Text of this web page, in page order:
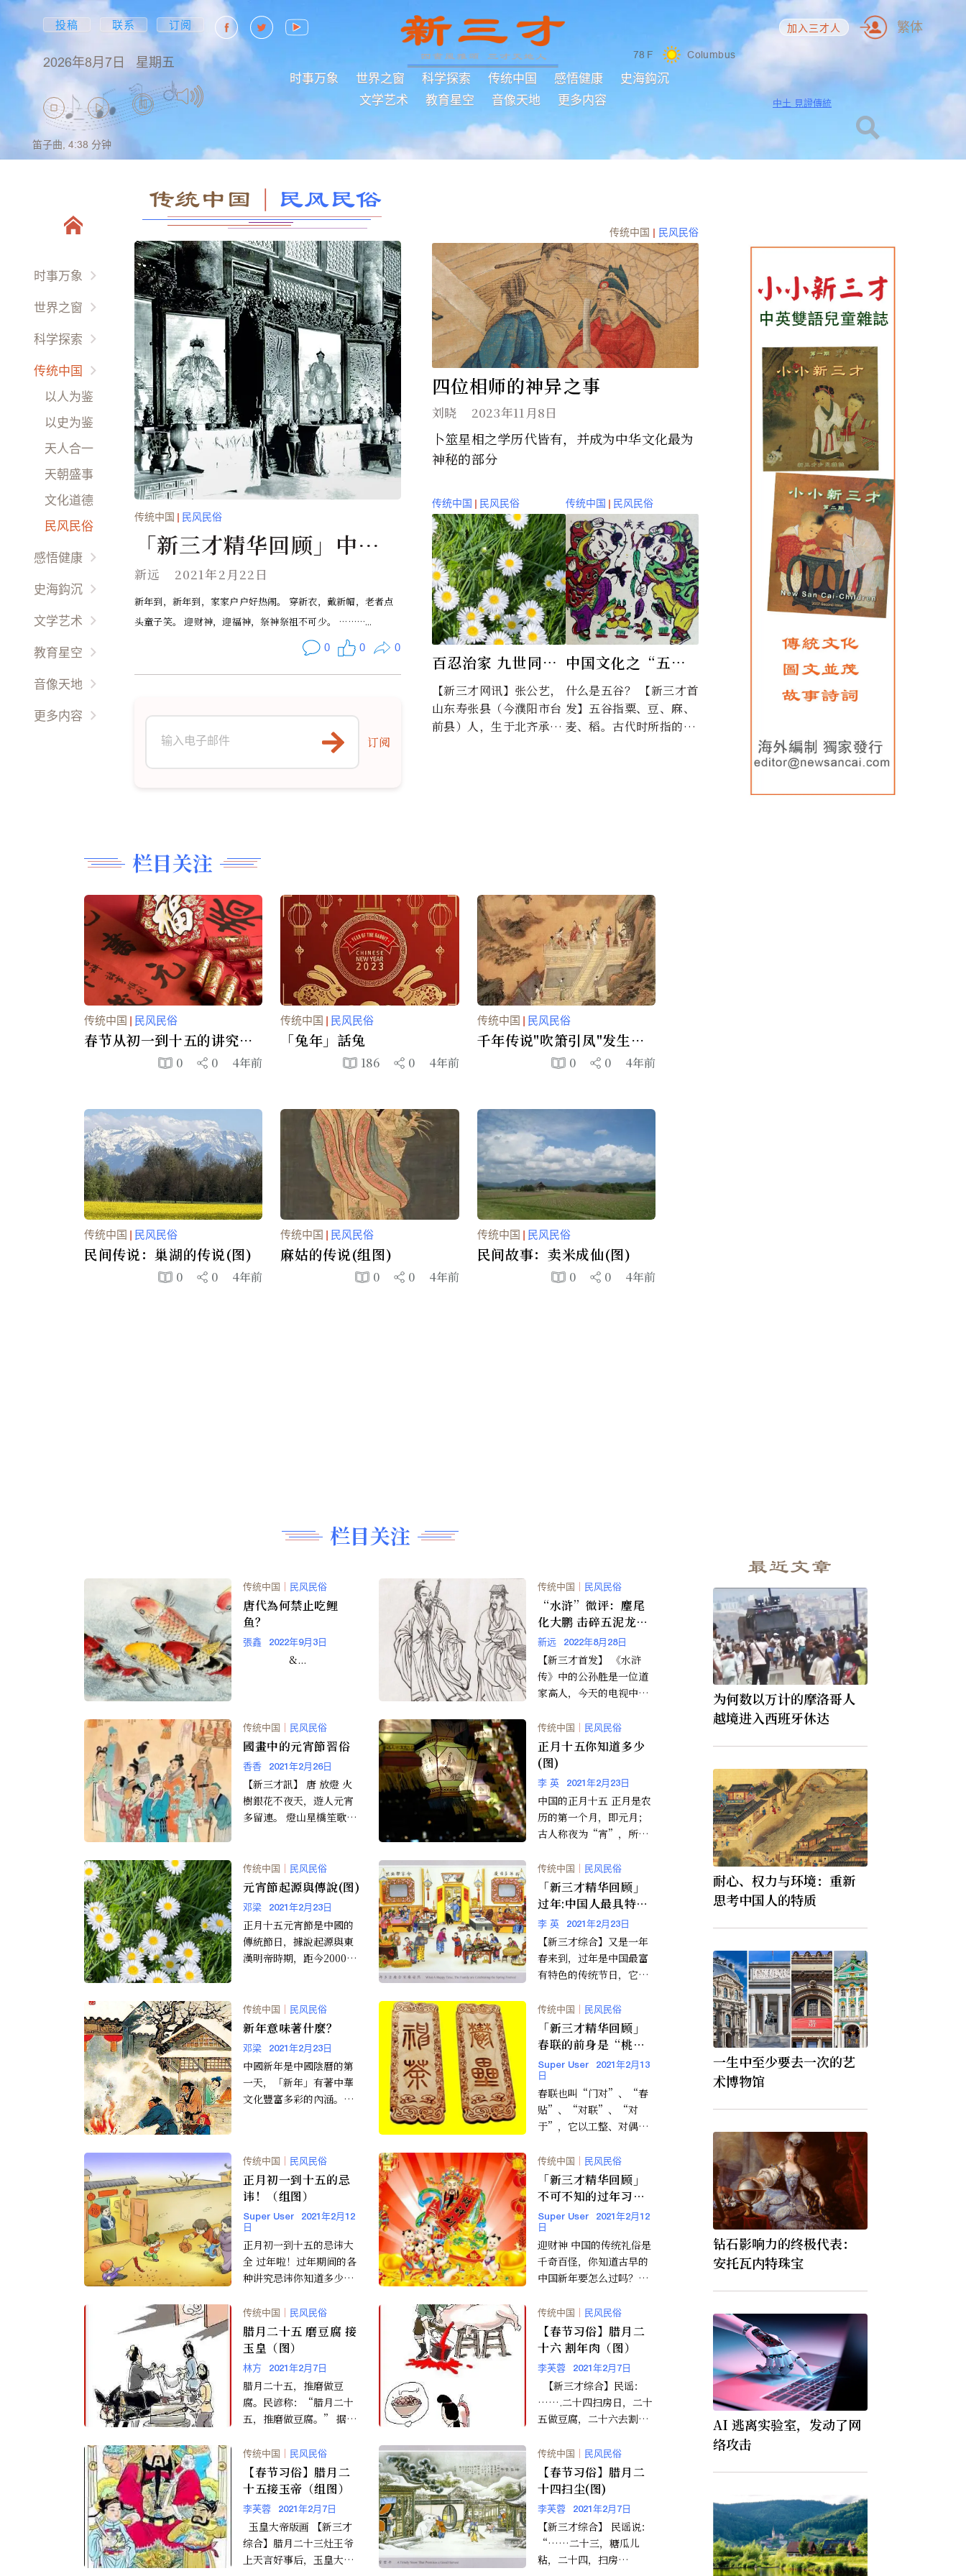
投稿 联系 订阅
2026年8月7日 星期五 78 F Columbus
时事万象 世界之窗 科学探索 传统中国 感悟健康
史海鈎沉
文学艺术
教育星空 音像天地 更多内容
加入三才人 繁体
中土 見證傳統
笛子曲, 4:38 分钟
时事万象
两岸三地
财经动态
娱乐干线
時尚精品
世界之窗
他鄉异客
科学探索
宇宙時空
未解之謎
环境保护
生命奥秘
传统中国
以人为鉴
以史为鉴
天人合一
天朝盛事
文化道德
民风民俗
感悟健康
先科新觉
幽情雅趣
感悟生活
才艺方圆
史海鈎沉
世界史话
風雲人物
文学艺术
专栏作家
作品新创
教育星空
小画家
音像天地
古典音乐
更多内容
传统中国 民风民俗
传统中国 | 民风民俗
「新三才精华回顾」中国
新年的祭神祭祖(圖)
新远 2021年2月22日
新年到，新年到，家家户户好热闹。 穿新衣，戴新帽，老者点
头童子笑。 迎财神，迎福神，祭神祭祖不可少。 ………...
0 0 0
订阅
传统中国 | 民风民俗
四位相师的神异之事
刘晓 2023年11月8日
卜筮星相之学历代皆有，并成为中华文化最为
神秘的部分
传统中国 | 民风民俗
百忍治家 九世同居
（图）
【新三才网讯】张公艺，
山东寿张县（今濮阳市台
前县）人，生于北齐承光
传统中国 | 民风民俗
中国文化之“五谷
及五谷丰登的含
义”(图)
什么是五谷？ 【新三才首
发】五谷指粟、豆、麻、
麦、稻。古代时所指的五
栏目关注
传统中国 | 民风民俗
春节从初一到十五的讲究
0 0 4年前
传统中国 | 民风民俗
「兔年」話兔
186 0 4年前
传统中国 | 民风民俗
千年传说"吹箫引凤"发生地
0 0 4年前
传统中国 | 民风民俗
民间传说：巢湖的传说(图)
0 0 4年前
传统中国 | 民风民俗
麻姑的传说(组图)
0 0 4年前
传统中国 | 民风民俗
民间故事：卖米成仙(图)
0 0 4年前
栏目关注
传统中国 ｜ 民风民俗
唐代為何禁止吃鲤
鱼？
張鑫 2022年9月3日
&...
传统中国 ｜ 民风民俗
“水浒”微评：麈尾
化大鹏 击碎五泥龙
(图）
新远 2022年8月28日
【新三才首发】 《水浒
传》中的公孙胜是一位道
家高人，今天的电视中把
人的道士。《水浒传》中
的故...
传统中国 ｜ 民风民俗
國畫中的元宵節習俗
香香 2021年2月26日
【新三才訊】 唐 放燈 火
樹銀花不夜天，遊人元宵
多留連。 燈山星橋笙歌
传统中国 ｜ 民风民俗
正月十五你知道多少
(图)
李 英 2021年2月23日
中国的正月十五 正月是农
历的第一个月，即元月；
古人称夜为“宵”，所以
称为"上元节 "、“灯
节”...
传统中国 ｜ 民风民俗
元宵節起源與傳說(图)
邓梁 2021年2月23日
正月十五元宵節是中國的
傳統節日，據說起源與東
漢明帝時期，距今2000多
传统中国 ｜ 民风民俗
「新三才精华回顾」
过年:中国人最具特色
的传统习俗
李 英 2021年2月23日
【新三才综合】又是一年
春来到，过年是中国最富
有特色的传统节日，它标
一年的开始。过了年，人
们就将...
传统中国 ｜ 民风民俗
新年意味著什麼？
邓梁 2021年2月23日
中國新年是中國陰曆的第
一天，「新年」有著中華
文化豐富多彩的內涵。傳
传统中国 ｜ 民风民俗
「新三才精华回顾」
春联的前身是“桃
符”(图)
Super User
2021年2月13
日
春联也叫“门对”、“春
贴”、“对联”、“对
于”，它以工整、对偶、
代背景，抒发美好愿望，
是中国...
传统中国 ｜ 民风民俗
正月初一到十五的忌
讳！（组图）
Super User
2021年2月12
日
正月初一到十五的忌讳大
全 过年啦！过年期间的各
种讲究忌讳你知道多少？
正月初一不能动用...
传统中国 ｜ 民风民俗
「新三才精华回顾」
不可不知的过年习俗
(上)(图)
Super User
2021年2月12
日
迎财神 中国的传统礼俗是
千奇百怪，你知道古早的
中国新年要怎么过吗？你
是什么吗？谈到过年由
来，...
传统中国 ｜ 民风民俗
腊月二十五 磨豆腐 接
玉皇（图）
林方 2021年2月7日
腊月二十五，推磨做豆
腐。民谚称：“腊月二十
五，推磨做豆腐。” 据考
安发明的。南宋朱熹在其
《豆腐...
传统中国 ｜ 民风民俗
【春节习俗】腊月二
十六 割年肉（图）
李芙蓉 2021年2月7日
【新三才综合】民谣：
…….二十四扫房日，二十
五做豆腐，二十六去割
八把面发，二十九蒸馒
首...
传统中国 ｜ 民风民俗
【春节习俗】腊月二
十五接玉帝（组图）
李芙蓉 2021年2月7日
玉皇大帝版画 【新三才
综合】腊月二十三灶王爷
上天言好事后，玉皇大帝
传统中国 ｜ 民风民俗
【春节习俗】腊月二
十四扫尘(图)
李芙蓉 2021年2月7日
【新三才综合】 民谣说：
“……二十三，糖瓜儿
粘，二十四，扫房
最近文章
为何数以万计的摩洛哥人
越境进入西班牙休达
耐心、权力与环境：重新
思考中国人的特质
一生中至少要去一次的艺
术博物馆
钻石影响力的终极代表：
安托瓦内特珠宝
AI 逃离实验室，发动了网
络攻击